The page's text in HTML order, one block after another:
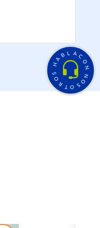
H
A
B L A C
O
N
N
O
S
O
T
R
O
S